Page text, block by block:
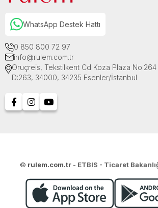
WhatsApp Destek Hattı
0 850 800 72 97
info@rulem.com.tr
Oruçreis, Tekstilkent Cd Koza Plaza No:264
D:263, 34000, 34235 Esenler/İstanbul
© rulem.com.tr - ETBIS - Ticaret